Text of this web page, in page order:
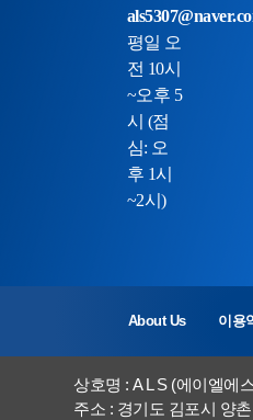
평일 오
전 10시
~오후 5
시 (점
심: 오
후 1시
~2시)
About Us 이용
상호명 : A L S (에이엘에
주소 : 경기도 김포시 양